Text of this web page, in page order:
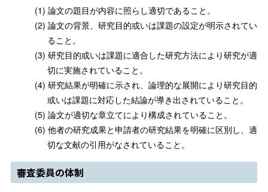
論文の題目が内容に照らし適切であること。
論文の背景、研究目的或いは課題の設定が明示されてい
ること。
研究目的或いは課題に適合した研究方法により研究が適
切に実施されていること。
研究結果が明確に示され、論理的な展開により研究目的
或いは課題に対応した結論が導き出されていること。
論文が適切な章立てにより構成されていること。
他者の研究成果と申請者の研究結果を明確に区別し、適
切な文献の引用がなされていること。
審査委員の体制